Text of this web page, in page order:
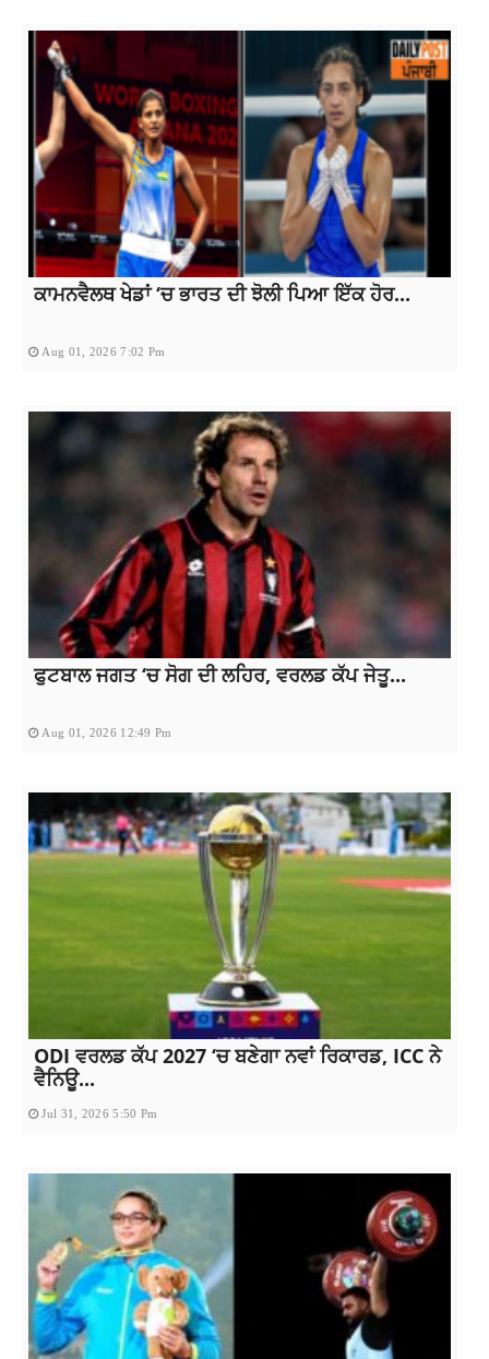
ਕਾਮਨਵੈਲਥ ਖੇਡਾਂ ‘ਚ ਭਾਰਤ ਦੀ ਝੋਲੀ ਪਿਆ ਇੱਕ ਹੋਰ...
Aug 01, 2026 7:02 Pm
ਫੁਟਬਾਲ ਜਗਤ ‘ਚ ਸੋਗ ਦੀ ਲਹਿਰ, ਵਰਲਡ ਕੱਪ ਜੇਤੂ...
Aug 01, 2026 12:49 Pm
ODI ਵਰਲਡ ਕੱਪ 2027 ‘ਚ ਬਣੇਗਾ ਨਵਾਂ ਰਿਕਾਰਡ, ICC ਨੇ
ਵੈਨਿਊ...
Jul 31, 2026 5:50 Pm